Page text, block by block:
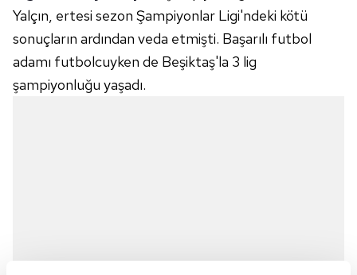
Yalçın, ertesi sezon Şampiyonlar Ligi'ndeki kötü
sonuçların ardından veda etmişti. Başarılı futbol
adamı futbolcuyken de Beşiktaş'la 3 lig
şampiyonluğu yaşadı.